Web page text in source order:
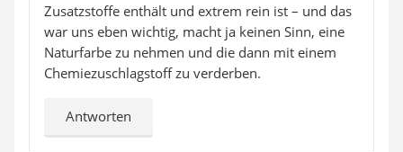
Zusatzstoffe enthält und extrem rein ist – und das
war uns eben wichtig, macht ja keinen Sinn, eine
Naturfarbe zu nehmen und die dann mit einem
Chemiezuschlagstoff zu verderben.
Antworten